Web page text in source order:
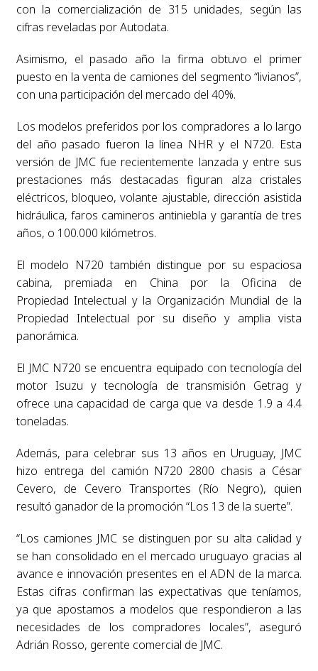
con la comercialización de 315 unidades, según las
cifras reveladas por Autodata.
Asimismo, el pasado año la firma obtuvo el primer
puesto en la venta de camiones del segmento “livianos”,
con una participación del mercado del 40%.
Los modelos preferidos por los compradores a lo largo
del año pasado fueron la línea NHR y el N720. Esta
versión de JMC fue recientemente lanzada y entre sus
prestaciones más destacadas figuran alza cristales
eléctricos, bloqueo, volante ajustable, dirección asistida
hidráulica, faros camineros antiniebla y garantía de tres
años, o 100.000 kilómetros.
El modelo N720 también distingue por su espaciosa
cabina, premiada en China por la Oficina de
Propiedad Intelectual y la Organización Mundial de la
Propiedad Intelectual por su diseño y amplia vista
panorámica.
El JMC N720 se encuentra equipado con tecnología del
motor Isuzu y tecnología de transmisión Getrag y
ofrece una capacidad de carga que va desde 1.9 a 4.4
toneladas.
Además, para celebrar sus 13 años en Uruguay, JMC
hizo entrega del camión N720 2800 chasis a César
Cevero, de Cevero Transportes (Río Negro), quien
resultó ganador de la promoción “Los 13 de la suerte”.
“Los camiones JMC se distinguen por su alta calidad y
se han consolidado en el mercado uruguayo gracias al
avance e innovación presentes en el ADN de la marca.
Estas cifras confirman las expectativas que teníamos,
ya que apostamos a modelos que respondieron a las
necesidades de los compradores locales”, aseguró
Adrián Rosso, gerente comercial de JMC.